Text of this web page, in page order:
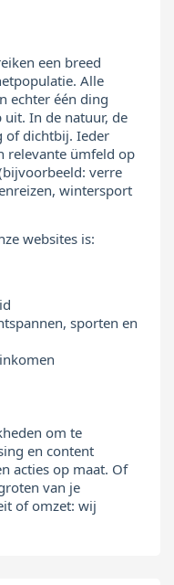
een breed
Alle
echter één ding
uit. In de natuur, de
of dichtbij. Ieder
relevante ümfeld op
verre
wintersport
websites is:
sporten en
om te
en content
acties op maat. Of
van je
of omzet: wij